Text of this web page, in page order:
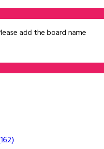
add the board name